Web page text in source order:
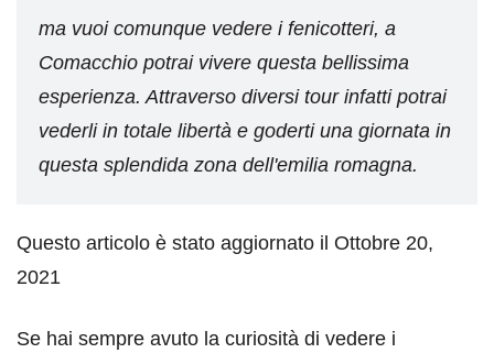
ma vuoi comunque vedere i fenicotteri, a
Comacchio potrai vivere questa bellissima
esperienza. Attraverso diversi tour infatti potrai
vederli in totale libertà e goderti una giornata in
questa splendida zona dell'emilia romagna.
Questo articolo è stato aggiornato il Ottobre 20,
2021
Se hai sempre avuto la curiosità di vedere i